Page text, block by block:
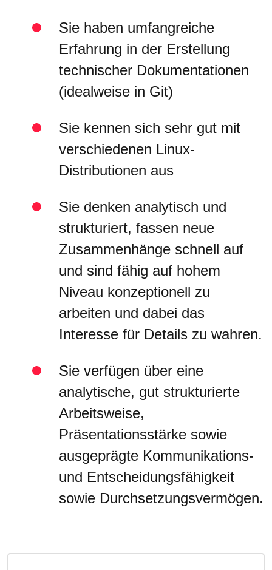
Sie haben umfangreiche
Erfahrung in der Erstellung
technischer Dokumentationen
(idealweise in Git)
Sie kennen sich sehr gut mit
verschiedenen Linux-
Distributionen aus
Sie denken analytisch und
strukturiert, fassen neue
Zusammenhänge schnell auf
und sind fähig auf hohem
Niveau konzeptionell zu
arbeiten und dabei das
Interesse für Details zu wahren.
Sie verfügen über eine
analytische, gut strukturierte
Arbeitsweise,
Präsentationsstärke sowie
ausgeprägte Kommunikations-
und Entscheidungsfähigkeit
sowie Durchsetzungsvermögen.